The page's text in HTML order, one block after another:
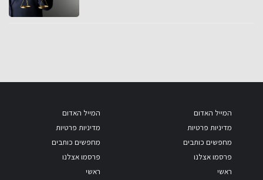
המייל האדום
מדיניות פרטיות
מחפשים כותבים
פרסמו אצלנו
ראשי
המייל האדום
מדיניות פרטיות
מחפשים כותבים
פרסמו אצלנו
ראשי